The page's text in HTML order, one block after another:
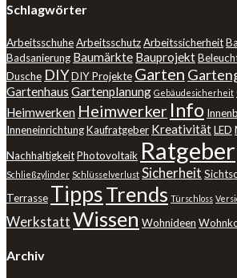
Schlagwörter
ArbeitsschuheArbeitsschutzArbeitssicherheit
Badsanierung Baumärkte Bauprojekt
Dusche DIYDIY Projekte Garten
Gartenhaus Gartenplanung Gebäudesicherheit
Heimwerken Heimwerker Info
InneneinrichtungKaufratgeber KreativitätLED
NachhaltigkeitPhotovoltaik Ratgeber
Schließzylinder Schlüsselverlust Sicherheit
Terrasse TippsTrends Türschloss
WerkstattWissen Wohnideen
Archiv